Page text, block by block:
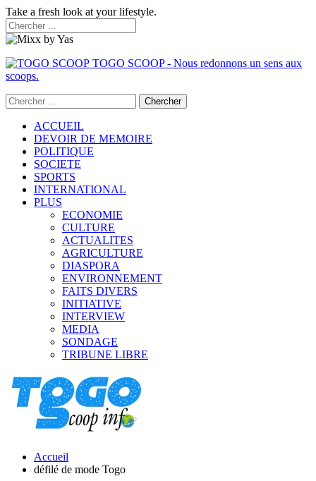
Take a fresh look at your lifestyle.
TOGO SCOOP - Nous redonnons un sens aux
scoops.
ACCUEIL
DEVOIR DE MEMOIRE
POLITIQUE
SOCIETE
SPORTS
INTERNATIONAL
PLUS
ECONOMIE
CULTURE
ACTUALITES
AGRICULTURE
DIASPORA
ENVIRONNEMENT
FAITS DIVERS
INITIATIVE
INTERVIEW
MEDIA
SONDAGE
TRIBUNE LIBRE
Accueil
défilé de mode Togo